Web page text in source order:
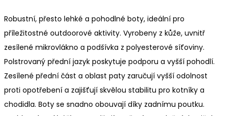
Robustní, přesto lehké a pohodlné boty, ideální pro
příležitostné outdoorové aktivity. Vyrobeny z kůže, uvnitř
zesílené mikrovlákno a podšívka z polyesterové síťoviny.
Polstrovaný přední jazyk poskytuje podporu a vyšší pohodlí.
Zesílené přední část a oblast paty zaručují vyšší odolnost
proti opotřebení a zajišťují skvělou stabilitu pro kotníky a
chodidla. Boty se snadno obouvají díky zadnímu poutku.